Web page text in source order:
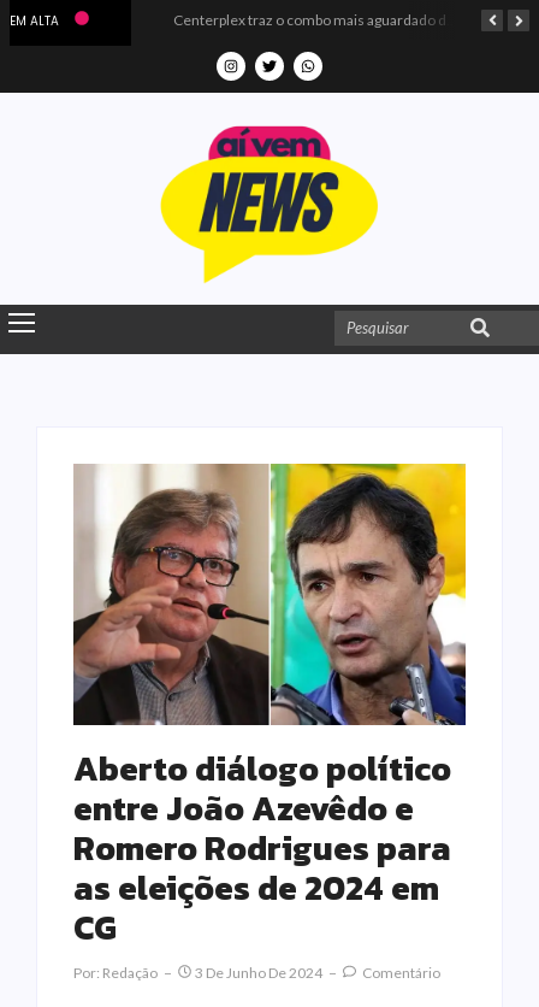
EM ALTA
Aberto diálogo político
entre João Azevêdo e
Romero Rodrigues para
as eleições de 2024 em
CG
Por: Redação 3 De Junho De 2024 Comentário